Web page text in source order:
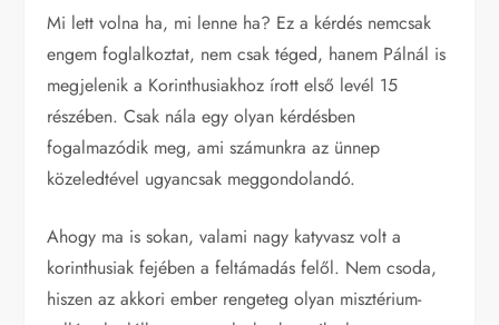
Mi lett volna ha, mi lenne ha? Ez a kérdés nemcsak
engem foglalkoztat, nem csak téged, hanem Pálnál is
megjelenik a Korinthusiakhoz írott első levél 15
részében. Csak nála egy olyan kérdésben
fogalmazódik meg, ami számunkra az ünnep
közeledtével ugyancsak meggondolandó.
Ahogy ma is sokan, valami nagy katyvasz volt a
korinthusiak fejében a feltámadás felől. Nem csoda,
hiszen az akkori ember rengeteg olyan misztérium-